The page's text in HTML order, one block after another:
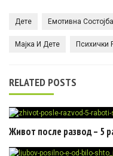
Дете Емотивна Состојба
Мајка И Дете Психички
RELATED POSTS
Живот после развод – 5